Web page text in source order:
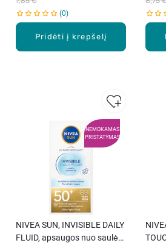
Pridėti į krepšelį
0
NEMOKAMAS
PRISTATYMAS
NIVEA SUN, INVISIBLE DAILY
FLUID, apsaugos nuo saulės